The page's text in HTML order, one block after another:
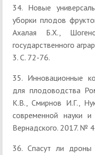
34. Новые
уборки плодов
Ахалая Б.Х.,
государственного
3. С. 72-76.
35. Инновационные
для плодоводства
К.В., Смирнов И.Г.,
современной науки
Вернадского. 2017. №
36. Спасут ли